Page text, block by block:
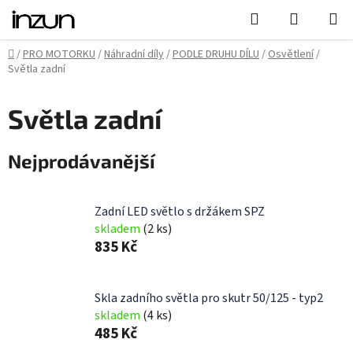
Přejít
obsah
Hledat
KOŠÍK
Domů
/PRO MOTORKU/Náhradní díly/PODLE DRUHU DÍLU/Osvětlení/
Světla zadní
Světla zadní
Nejprodávanější
Zadní LED světlo s držákem SPZ
skladem (2 ks)
835 Kč
Skla zadního světla pro skutr 50/125 - typ2
skladem (4 ks)
485 Kč